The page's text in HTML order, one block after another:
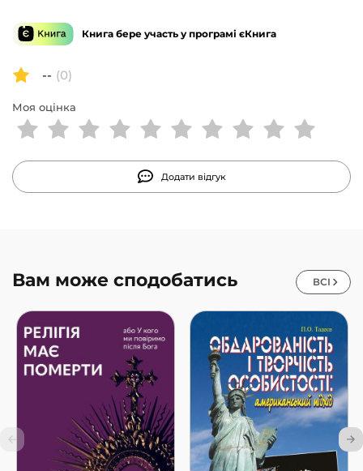
Книга бере участь у програмі єКнига
-- (0)
Моя оцінка
Додати відгук
Вам може сподобатись ВСІ